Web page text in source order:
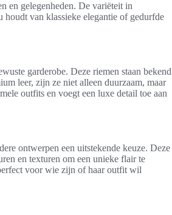
en gelegenheden. De variëteit in
van klassieke elegantie of gedurfde
garderobe. Deze riemen staan bekend
leer, zijn ze niet alleen duurzaam, maar
outfits en voegt een luxe detail toe aan
ontwerpen een uitstekende keuze. Deze
en texturen om een unieke flair te
voor wie zijn of haar outfit wil